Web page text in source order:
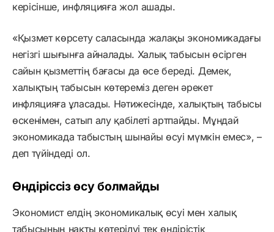
керісінше, инфляцияға жол ашады.
«Қызмет көрсету саласында жалақы экономикадағы
негізгі шығынға айналады. Халық табысын өсірген
сайын қызметтің бағасы да өсе береді. Демек,
халықтың табысын көтереміз деген әрекет
инфляцияға ұласады. Нәтижесінде, халықтың табысы
өскенімен, сатып алу қабілеті артпайды. Мұндай
экономикада табыстың шынайы өсуі мүмкін емес», –
деп түйіндеді ол.
Өндіріссіз өсу болмайды
Экономист елдің экономикалық өсуі мен халық
табысының нақты көтерілуі тек өндірістік